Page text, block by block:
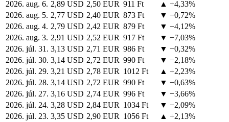
2026. aug. 6. 2,89 USD 2,50 EUR 911 Ft
▲ +4,33%
2026. aug. 5. 2,77 USD 2,40 EUR 873 Ft
▼ −0,72%
2026. aug. 4. 2,79 USD 2,42 EUR 879 Ft
▼ −4,12%
2026. aug. 3. 2,91 USD 2,52 EUR 917 Ft
▼ −7,03%
2026. júl. 31. 3,13 USD 2,71 EUR 986 Ft
▼ −0,32%
2026. júl. 30. 3,14 USD 2,72 EUR 990 Ft
▼ −2,18%
2026. júl. 29. 3,21 USD 2,78 EUR 1012 Ft
▲ +2,23%
2026. júl. 28. 3,14 USD 2,72 EUR 990 Ft
▼ −0,63%
2026. júl. 27. 3,16 USD 2,74 EUR 996 Ft
▼ −3,66%
2026. júl. 24. 3,28 USD 2,84 EUR 1034 Ft
▼ −2,09%
2026. júl. 23. 3,35 USD 2,90 EUR 1056 Ft
▲ +2,13%